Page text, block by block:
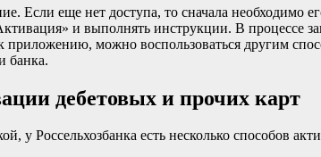
Если еще нет доступа, то сначала необходимо
и выполнять инструкции. В процессе
приложению, можно воспользоваться другим
банка.
дебетовых и прочих карт
у Россельхозбанка есть несколько способов